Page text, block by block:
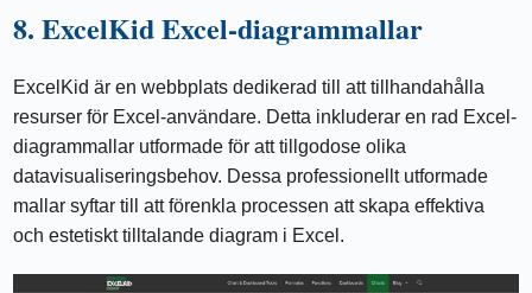
8. ExcelKid Excel-diagrammallar
ExcelKid är en webbplats dedikerad till att tillhandahålla
resurser för Excel-användare. Detta inkluderar en rad Excel-
diagrammallar utformade för att tillgodose olika
datavisualiseringsbehov. Dessa professionellt utformade
mallar syftar till att förenkla processen att skapa effektiva
och estetiskt tilltalande diagram i Excel.